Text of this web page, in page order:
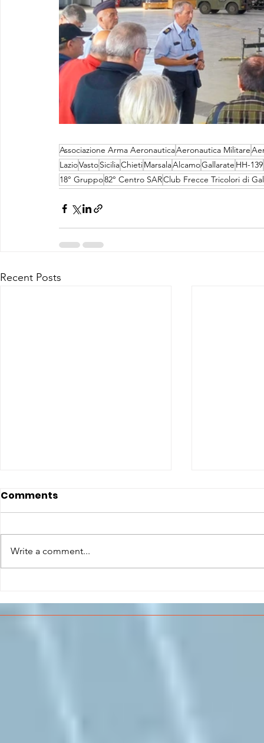
Associazione Arma AeronauticaAeronautica Militare
LazioVastoSiciliaChietiMarsalaAlcamoGallarate HH-139
18° Gruppo82° Centro SARClub Frecce Tricolori di
Recent Posts
PERCORSO DI
FORMAZIONE SCUOLA
superiori
Comments
Write a comment...